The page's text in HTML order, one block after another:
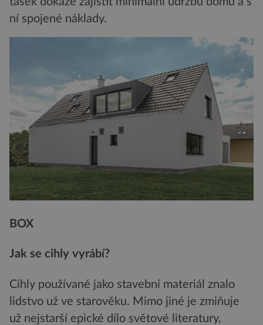
ní spojené náklady.
BOX
Jak se cihly vyrábí?
Cihly používané jako stavební materiál znalo
lidstvo už ve starověku. Mimo jiné je zmiňuje
už nejstarší epické dílo světové literatury,